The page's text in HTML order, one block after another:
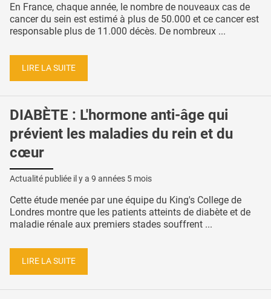
En France, chaque année, le nombre de nouveaux cas de
cancer du sein est estimé à plus de 50.000 et ce cancer est
responsable plus de 11.000 décès. De nombreux ...
LIRE LA SUITE
DIABÈTE : L'hormone anti-âge qui
prévient les maladies du rein et du
cœur
Actualité publiée il y a 9 années 5 mois
Cette étude menée par une équipe du King's College de
Londres montre que les patients atteints de diabète et de
maladie rénale aux premiers stades souffrent ...
LIRE LA SUITE